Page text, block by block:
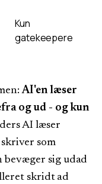
Kun
gatekeepere
AI'en læser
og ud - og kun
AI læser
som
sig udad
skridt ad